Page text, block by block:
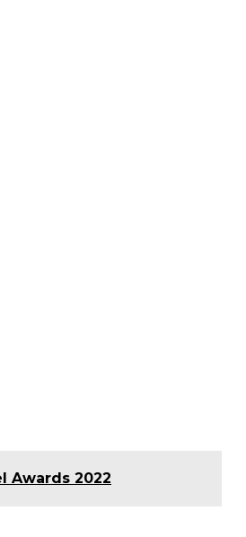
Awards 2022